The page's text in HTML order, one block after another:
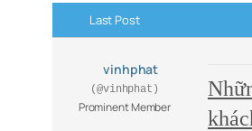
Last Post
vinhphat
(@vinhphat)
Prominent Member